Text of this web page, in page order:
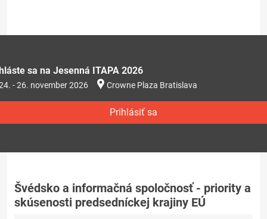
sa na Jesenná ITAPA 2026
- 26. november 2026 Crowne Plaza Bratislava
Prihlásiť sa
Švédsko a informačná spoločnosť - priority a
skúsenosti predsedníckej krajiny EÚ